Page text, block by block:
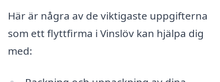
Här är några av de viktigaste uppgifterna
som ett flyttfirma i Vinslöv kan hjälpa dig
med: